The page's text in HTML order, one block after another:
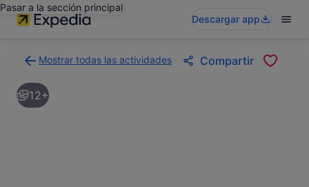
Pasar a la sección principal
Descargar app
Mostrar todas las actividades
a
la
página
Compartir
12+